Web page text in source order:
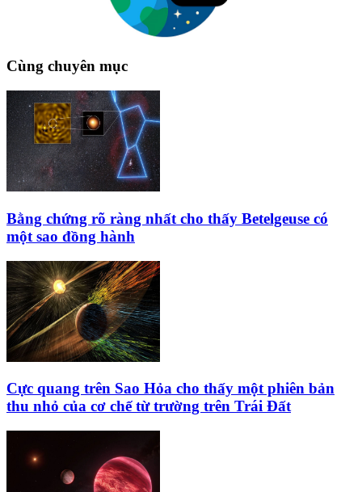
Cùng chuyên mục
Bằng chứng rõ ràng nhất cho thấy Betelgeuse có
một sao đồng hành
Cực quang trên Sao Hỏa cho thấy một phiên bản
thu nhỏ của cơ chế từ trường trên Trái Đất